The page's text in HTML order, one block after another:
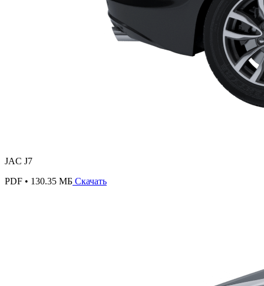
JAC J7
PDF • 130.35 МБ Скачать